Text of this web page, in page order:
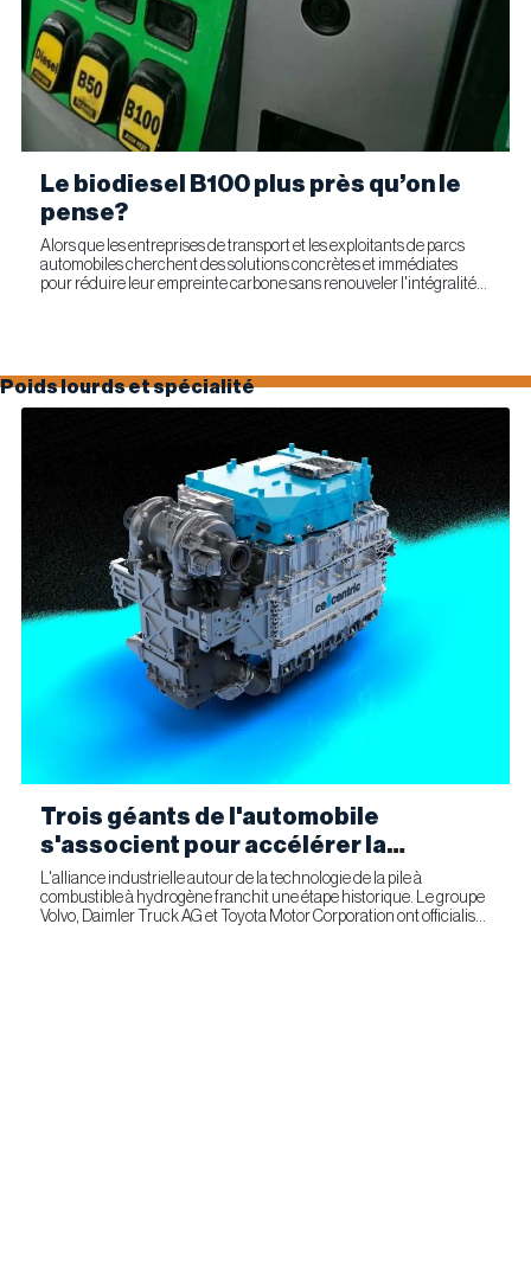
Le biodiesel B100 plus près qu’on le
pense?
Alors que les entreprises de transport et les exploitants de parcs
automobiles cherchent des solutions concrètes et immédiates
pour réduire leur empreinte carbone sans renouveler l'intégralité
Poids lourds et spécialité
Trois géants de l'automobile
s'associent pour accélérer la
fabrication industrielle de piles à
combustible pour le transport
commercial
L'alliance industrielle autour de la technologie de la pile à
combustible à hydrogène franchit une étape historique. Le groupe
Volvo, Daimler Truck AG et Toyota Motor Corporation ont officialisé